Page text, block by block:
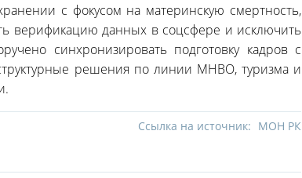
с фокусом на материнскую смертность,
верификацию данных в соцсфере и исключить
синхронизировать подготовку кадров с
решения по линии МНВО, туризма и
Ссылка на источник: МОН РК